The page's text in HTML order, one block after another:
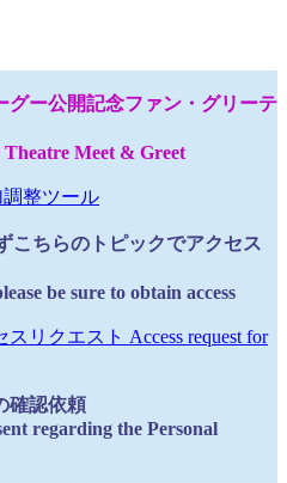
グー公開記念ファン・グリーテ
Meet & Greet
整ツール
こちらのトピックでアクセス
be sure to obtain access
リクエスト Access request for
確認依頼
regarding the Personal